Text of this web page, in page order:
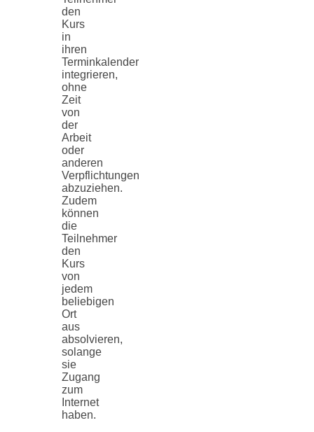
den
Kurs
in
ihren
Terminkalender
integrieren,
ohne
Zeit
von
der
Arbeit
oder
anderen
Verpflichtungen
abzuziehen.
Zudem
können
die
Teilnehmer
den
Kurs
von
jedem
beliebigen
Ort
aus
absolvieren,
solange
sie
Zugang
zum
Internet
haben.